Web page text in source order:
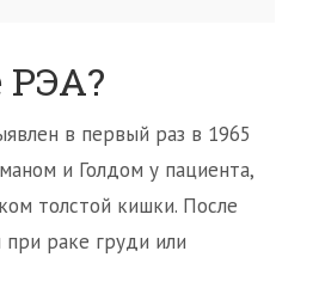
РЭА?
в первый раз в 1965
и Голдом у пациента,
толстой кишки. После
при раке груди или